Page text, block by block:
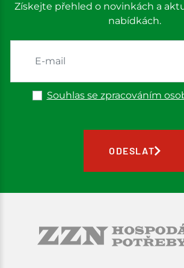
Získejte přehled o novinkách a
nabídkách.
Souhlas se zpracováním
ODESLAT